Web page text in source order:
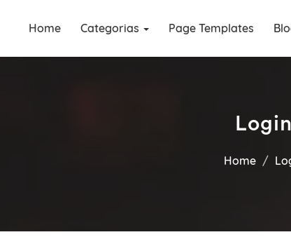
Home Categorias Page Templates
Login
Home